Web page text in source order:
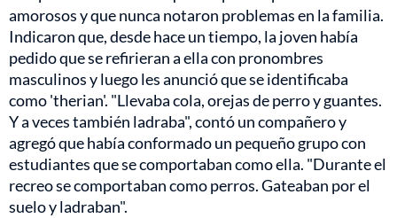
amorosos y que nunca notaron problemas en la familia.
Indicaron que, desde hace un tiempo, la joven había
pedido que se refirieran a ella con pronombres
masculinos y luego les anunció que se identificaba
como 'therian'. "Llevaba cola, orejas de perro y guantes.
Y a veces también ladraba", contó un compañero y
agregó que había conformado un pequeño grupo con
estudiantes que se comportaban como ella. "Durante el
recreo se comportaban como perros. Gateaban por el
suelo y ladraban".